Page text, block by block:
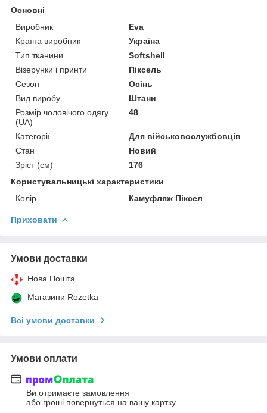
Основні
Виробник
Eva
Країна виробник
Україна
Тип тканини
Softshell
Візерунки і принти
Піксель
Сезон
Осінь
Вид виробу
Штани
Розмір чоловічого одягу
(UA)
48
Категорії
Для військовослужбовців
Стан
Новий
Зріст (см)
176
Користувальницькі характеристики
Колір
Камуфляж Піксел
Приховати
Умови доставки
Нова Пошта
Магазини Rozetka
Всі умови доставки
Умови оплати
Ви отримаєте замовлення
або гроші повернуться на вашу картку